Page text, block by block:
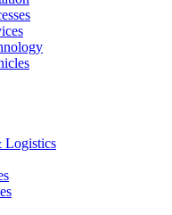
Logistics